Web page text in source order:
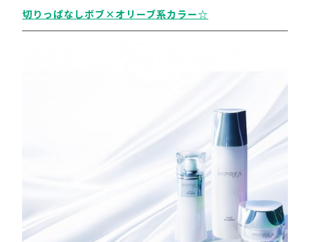
切りっぱなしボブ×オリーブ系カラー☆